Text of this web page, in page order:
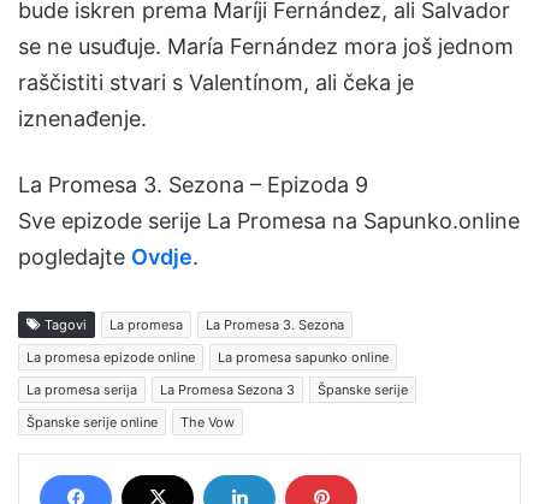
bude iskren prema Maríji Fernández, ali Salvador
se ne usuđuje. María Fernández mora još jednom
raščistiti stvari s Valentínom, ali čeka je
iznenađenje.
La Promesa 3. Sezona – Epizoda 9
Sve epizode serije La Promesa na Sapunko.online
pogledajte Ovdje.
Tagovi La promesa
La Promesa 3. Sezona
La promesa epizode online
La promesa sapunko online
La promesa serija
La Promesa Sezona 3
Španske serije
Španske serije online
The Vow